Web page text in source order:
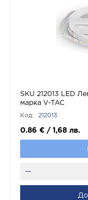
SKU 212013 LED
марка V-TAC
Код: 212013
0.86 € / 1,68 лв.